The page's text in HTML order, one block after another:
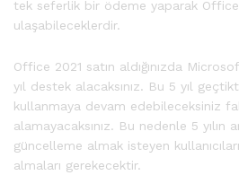
tek seferlik bir ödeme yaparak
ulaşabileceklerdir.
Office 2021 satın aldığınızda
yıl destek alacaksınız. Bu 5 yıl
kullanmaya devam edebileceksiniz
alamayacaksınız. Bu nedenle 5 yılın
güncelleme almak isteyen
almaları gerekecektir.